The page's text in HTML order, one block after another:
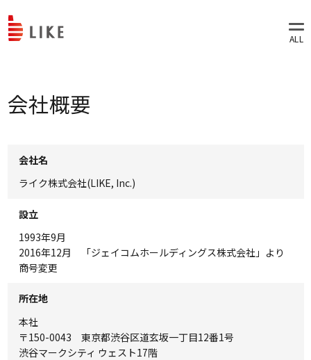
会社概要
会社名
ライク株式会社(LIKE, Inc.)
設立
1993年9月
2016年12月 「ジェイコムホールディングス株式会社」より
商号変更
所在地
本社
〒150-0043 東京都渋谷区道玄坂一丁目12番1号
渋谷マークシティ ウェスト17階